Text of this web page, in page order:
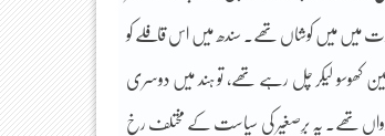
میں میں کوشاں تھے۔ سندھ میں اس قافلے کو
امین کھوسو لیکر چل رہے تھے، تو ہند میں دوسری
دواں تھے۔ یہ برِصغیر کی سیاست کے مختلف رخ